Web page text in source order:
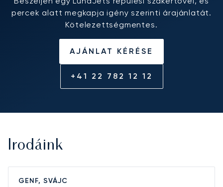
percek alatt megkapja igény szerinti árajánlatát.
Kötelezettségmentes.
AJÁNLAT KÉRÉSE
+41 22 782 12 12
Irodáink
GENF, SVÁJC